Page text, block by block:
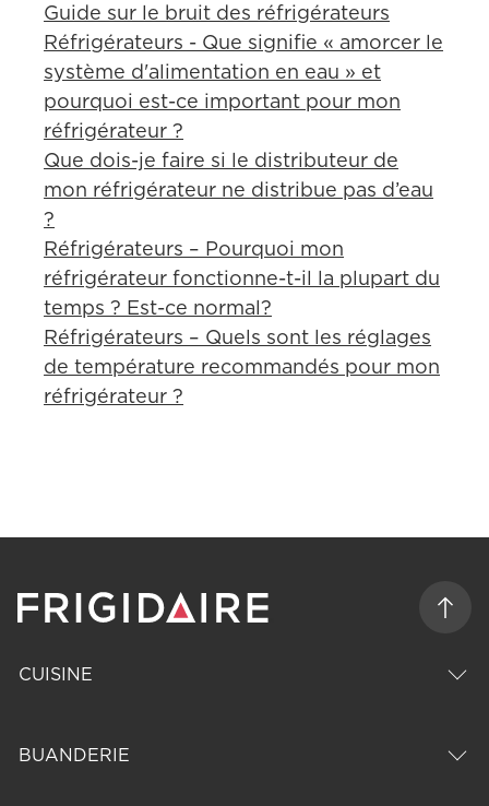
Guide sur le bruit des réfrigérateurs
Réfrigérateurs - Que signifie « amorcer le
système d'alimentation en eau » et
pourquoi est-ce important pour mon
réfrigérateur ?
Que dois-je faire si le distributeur de
mon réfrigérateur ne distribue pas d’eau
?
Réfrigérateurs – Pourquoi mon
réfrigérateur fonctionne-t-il la plupart du
temps ? Est-ce normal?
Réfrigérateurs – Quels sont les réglages
de température recommandés pour mon
réfrigérateur ?
CUISINE
BUANDERIE